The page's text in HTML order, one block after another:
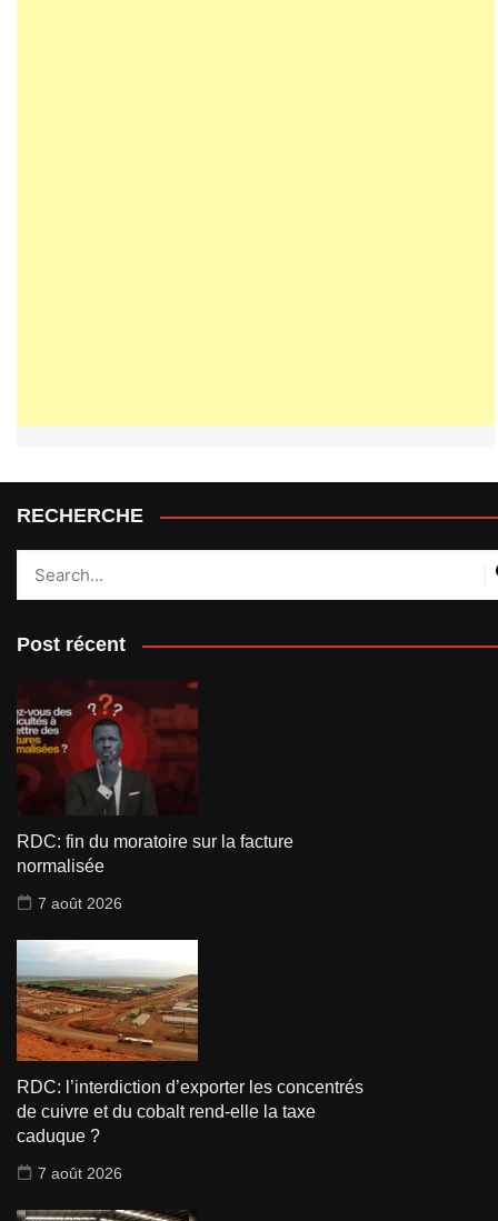
RECHERCHE
Post récent
RDC: fin du moratoire sur la facture
normalisée
7 août 2026
RDC: l’interdiction d’exporter les concentrés
de cuivre et du cobalt rend-elle la taxe
caduque ?
7 août 2026